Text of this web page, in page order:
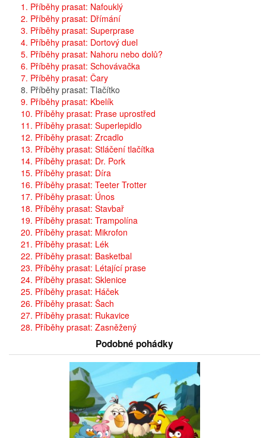
1. Příběhy prasat: Nafouklý
2. Příběhy prasat: Dřímání
3. Příběhy prasat: Superprase
4. Příběhy prasat: Dortový duel
5. Příběhy prasat: Nahoru nebo dolů?
6. Příběhy prasat: Schovávačka
7. Příběhy prasat: Čary
8. Příběhy prasat: Tlačítko
9. Příběhy prasat: Kbelík
10. Příběhy prasat: Prase uprostřed
11. Příběhy prasat: Superlepidlo
12. Příběhy prasat: Zrcadlo
13. Příběhy prasat: Stláčení tlačítka
14. Příběhy prasat: Dr. Pork
15. Příběhy prasat: Díra
16. Příběhy prasat: Teeter Trotter
17. Příběhy prasat: Únos
18. Příběhy prasat: Stavbař
19. Příběhy prasat: Trampolína
20. Příběhy prasat: Mikrofon
21. Příběhy prasat: Lék
22. Příběhy prasat: Basketbal
23. Příběhy prasat: Létající prase
24. Příběhy prasat: Sklenice
25. Příběhy prasat: Háček
26. Příběhy prasat: Šach
27. Příběhy prasat: Rukavice
28. Příběhy prasat: Zasněžený
Podobné pohádky